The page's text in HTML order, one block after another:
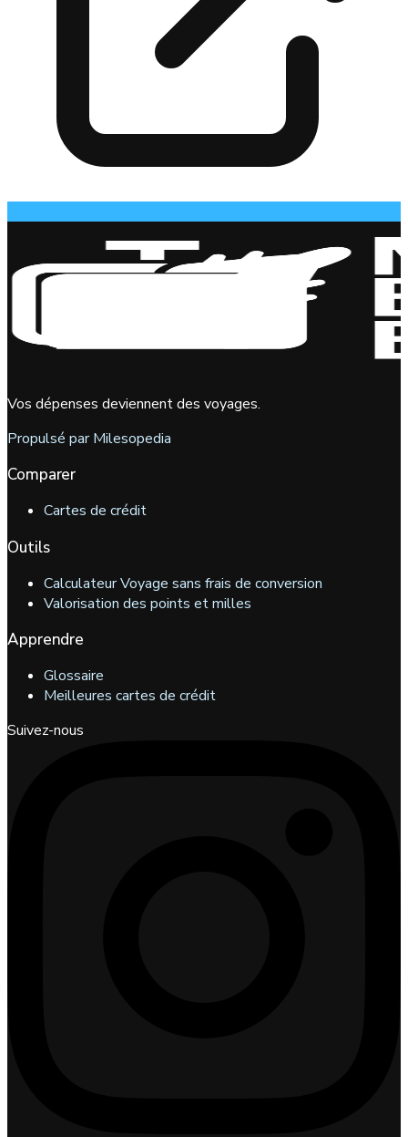
Vos dépenses deviennent des voyages.
Propulsé par Milesopedia
Comparer
Cartes de crédit
Outils
Calculateur Voyage sans frais de conversion
Valorisation des points et milles
Apprendre
Glossaire
Meilleures cartes de crédit
Suivez-nous